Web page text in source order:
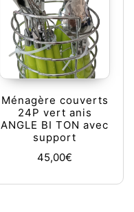
Ménagère couverts
24P vert anis
ANGLE BI TON avec
support
45,00€